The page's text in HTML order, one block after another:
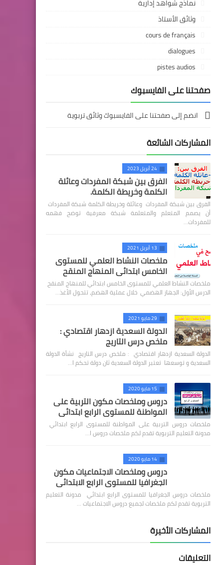
نماذج شواهد إدارية
وثائق الأستاذ
cours de français
dialogues
pistes audios
صفحتنا على الفايسبوك
انضم إلى صفحتنا على الفايسبوك وثائق تربوية
المشاركات الشائعة
24 أبريل 2023
الفرق بين شبكة المفردات وعائلة
الكلمة وخريطة الكلمة.
الفرق بين شبكة المفردات وعائلة وخريطة الكلمة شبكة المفردات
أن يصمم المتعلم والمتعلمة شبكة معرفية توضح فهمه
للمفردات…
13 أبريل 2021
ملخصات النشاط العلمي للمستوى
الخامس ابتدائي المنهاج المنقح
ملخصات النشاط العلمي للمستوى الخامس ابتدائي للمنهاج المنقح
الدرس الأول: الجهاز الهضمي خلال عملية الهضم، تتحول الأغذ…
29 مايو 2021
الدولة السعدية ازدهار اقتصادي :
ملخص درس التاريج
الدولة السعدية ازدهار اقتصادي : ملخص درس التاريج نشأة الدولة
السعدية و توسعها تعتبر الدولة السعدية ثان دولة تحكم ا…
15 مايو 2020
دروس وملخصات مكون التربية على
المواطنة للمستوى الرابع ابتدائي
ملخصات دروس التربية على المواطنة للمستوى الرابع ابتدائي
مدونة التعليم التربوية تقدم لكم ملخصات دروس ا…
14 مايو 2020
دروس وملخصات الاجتماعيات مكون
الجغرافيا للمستوى الرابع الابتدائي
ملخصات دروس الجغرافيا للمستوى الرابع ابتدائي مدونة التعليم
التربوية تقدم لكم ملخصات لجميع دروس الاجتماعيات …
المشاركات الأخيرة
التعليقات